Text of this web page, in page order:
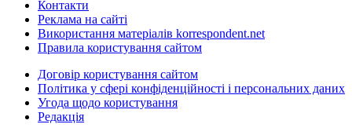
Контакти
Реклама на сайті
Використання матеріалів korrespondent.net
Правила користування сайтом
Договір користування сайтом
Політика у сфері конфіденційності і персональних даних
Угода щодо користування
Редакція